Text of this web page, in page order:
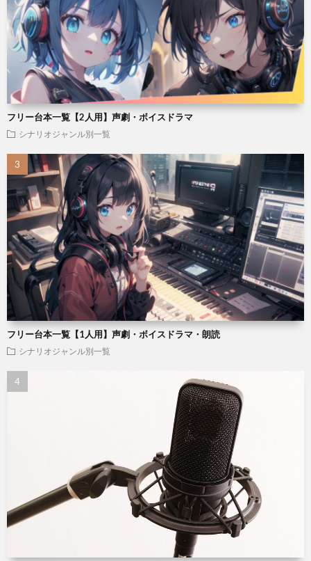
フリー台本一覧【2人用】声劇・ボイスドラマ
シナリオジャンル別一覧
フリー台本一覧【1人用】声劇・ボイスドラマ・朗読
シナリオジャンル別一覧